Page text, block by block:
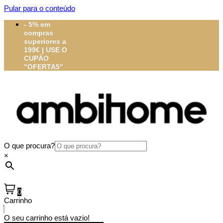
Pular para o conteúdo
- 5% em
compras
superiores a
199€ | USE O
CUPÃO
"OFERTA5"
O que procura?
×
0
Carrinho
O seu carrinho está vazio!